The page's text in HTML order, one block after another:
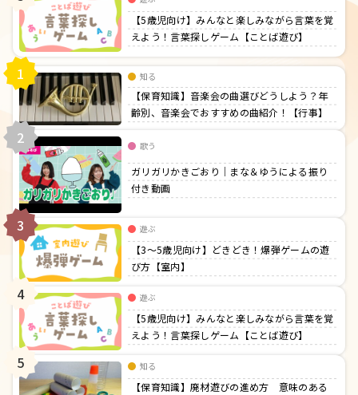
【5歳児向け】みんなと楽しみながら言葉を覚
えよう！言葉探しゲーム【ことば遊び】
1 知る
【保育知識】音楽会の曲選びどうしよう？年
齢別、音楽会でおすすめの曲紹介！【行事】
2 歌う
ガリガリかきごおり｜まな＆ゆうによる振り
付き動画
3 遊ぶ
【3〜5歳児向け】どきどき！爆弾ゲームの遊
び方【室内】
4 遊ぶ
【5歳児向け】みんなと楽しみながら言葉を覚
えよう！言葉探しゲーム【ことば遊び】
5 知る
【保育知識】廃材遊びの進め方 意味のある